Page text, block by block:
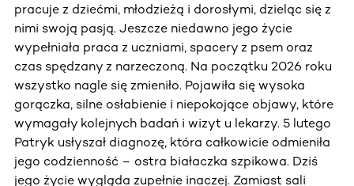
pracuje z dziećmi, młodzieżą i dorosłymi, dzieląc się z
nimi swoją pasją. Jeszcze niedawno jego życie
wypełniała praca z uczniami, spacery z psem oraz
czas spędzany z narzeczoną. Na początku 2026 roku
wszystko nagle się zmieniło. Pojawiła się wysoka
gorączka, silne osłabienie i niepokojące objawy, które
wymagały kolejnych badań i wizyt u lekarzy. 5 lutego
Patryk usłyszał diagnozę, która całkowicie odmieniła
jego codzienność – ostra białaczka szpikowa. Dziś
jego życie wygląda zupełnie inaczej. Zamiast sali